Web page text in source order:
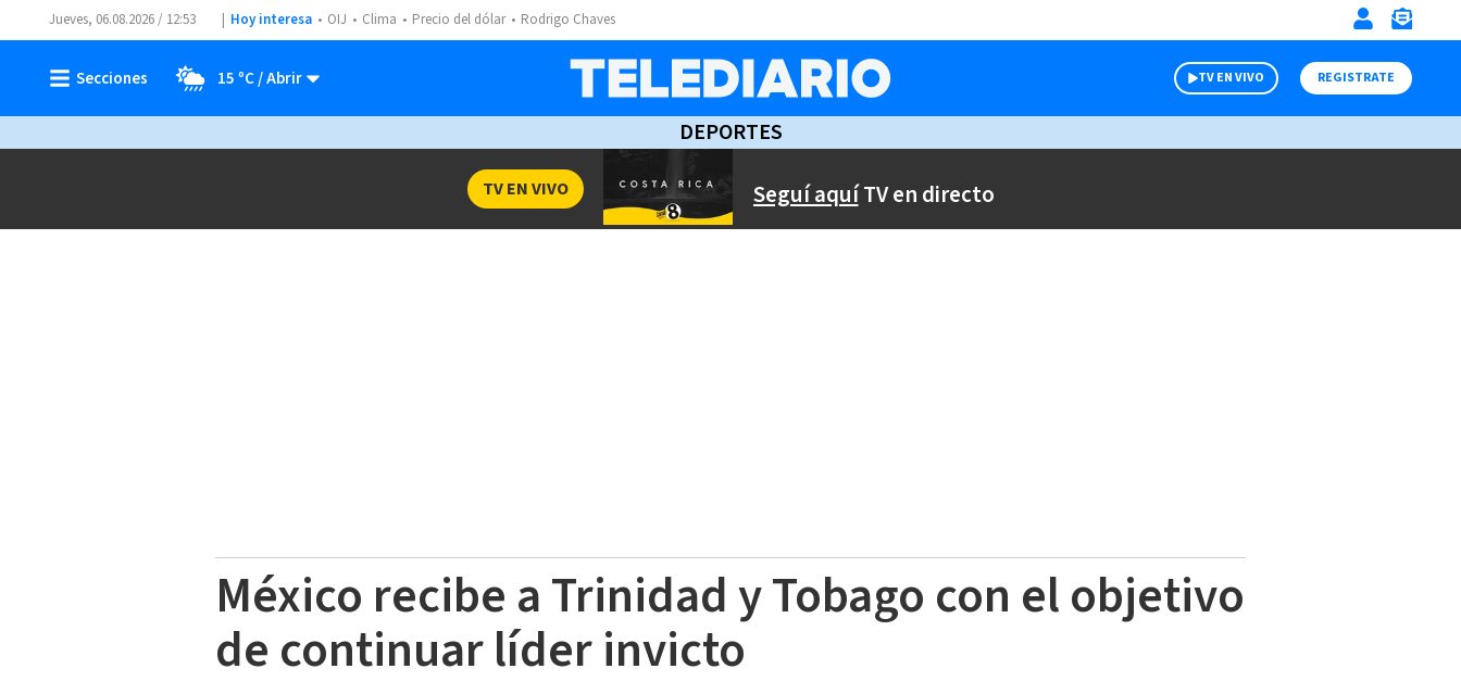
Jueves, 06.08.2026 / 12:53 Hoy interesa OIJ Clima Precio del dólar Rodrigo Chaves
15 ºC TV EN VIVO REGISTRATE
DEPORTES
Seguí aquíTV en directo
TV EN VIVO
México recibe a Trinidad y Tobago con el objetivo
de continuar líder invicto